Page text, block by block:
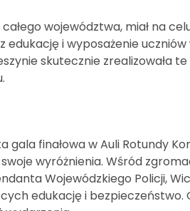
województwa, miał na
i wyposażenie
skutecznie zrealizowała
gala finałowa w Auli Rotundy
wyróżnienia. Wśród
Wojewódzkiego Policji,
edukację i